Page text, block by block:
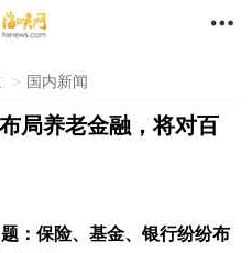

> 国内新闻
局养老金融，将对百
题：保险、基金、银行纷纷布